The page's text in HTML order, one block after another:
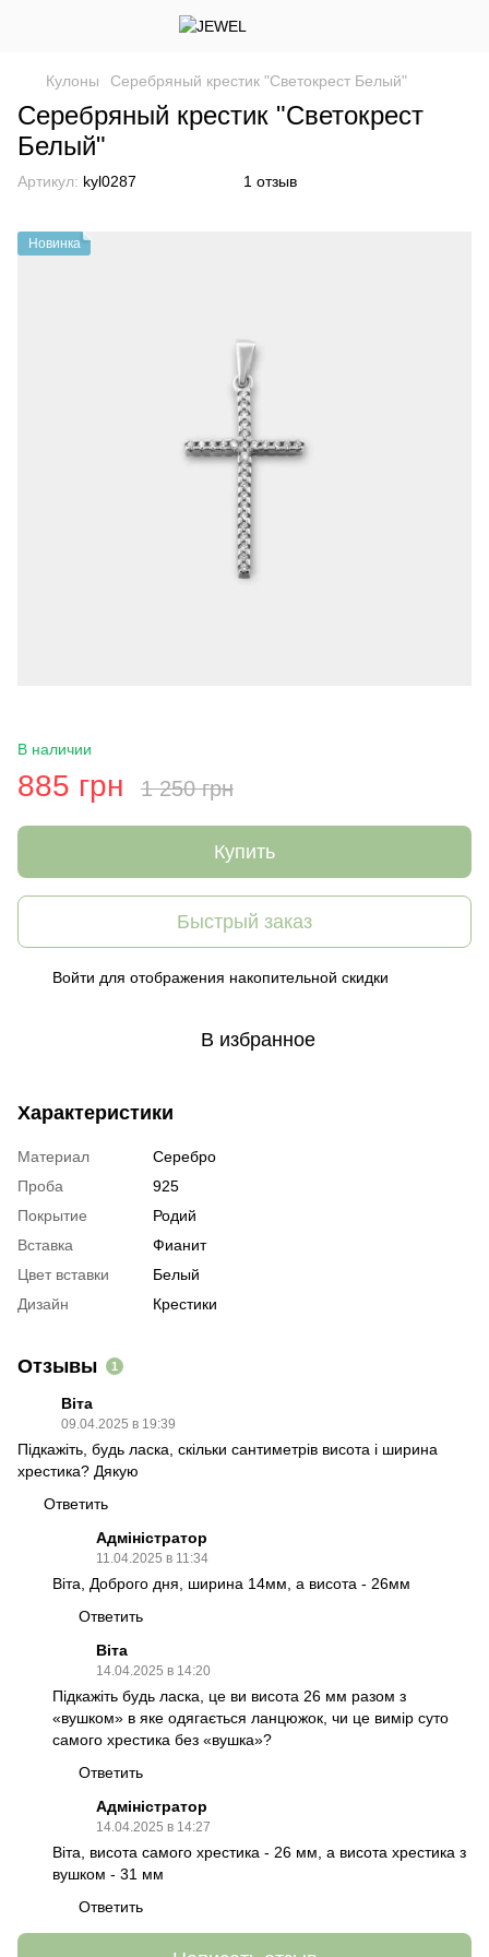
Кулоны Серебряный крестик "Светокрест Белый"
Серебряный крестик "Светокрест
Белый"
Артикул: kyl0287 1 отзыв
Новинка
В наличии
885 грн 1 250 грн
Купить
Быстрый заказ
Войти для отображения накопительной скидки
В избранное
Характеристики
Материал
Серебро
Проба
925
Покрытие
Родий
Вставка
Фианит
Цвет вставки
Белый
Дизайн
Крестики
Отзывы 1
Віта
09.04.2025 в 19:39
Підкажіть, будь ласка, скільки сантиметрів висота і ширина
хрестика? Дякую
Ответить
Адміністратор
11.04.2025 в 11:34
Віта, Доброго дня, ширина 14мм, а висота - 26мм
Ответить
Віта
14.04.2025 в 14:20
Підкажіть будь ласка, це ви висота 26 мм разом з
«вушком» в яке одягається ланцюжок, чи це вимір суто
самого хрестика без «вушка»?
Ответить
Адміністратор
14.04.2025 в 14:27
Віта, висота самого хрестика - 26 мм, а висота хрестика з
вушком - 31 мм
Ответить